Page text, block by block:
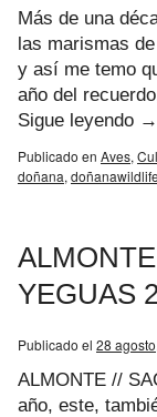
Más de una
las marismas
y así me temo
año del
Sigue leyendo →
Publicado en Aves,
doñana, doñanawildlife
YEGUAS
Publicado el 28
ALMONTE //
año, este,